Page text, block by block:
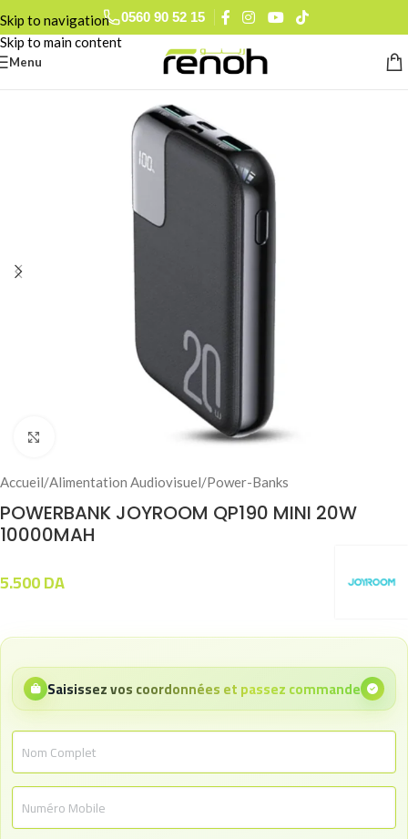
Skip to navigation
Skip to main content
0560 90 52 15
Menu
Accueil/Alimentation Audiovisuel/Power-Banks
POWERBANK JOYROOM QP190 MINI 20W
10000MAH
5.500DA
Saisissez vos coordonnées et passez commande